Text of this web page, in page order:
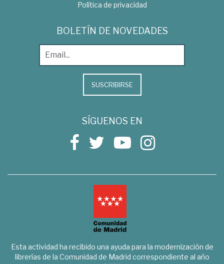
Política de privacidad
BOLETÍN DE NOVEDADES
SUSCRIBIRSE
SÍGUENOS EN
Esta actividad ha recibido una ayuda para la modernización de
librerías de la Comunidad de Madrid correspondiente al año